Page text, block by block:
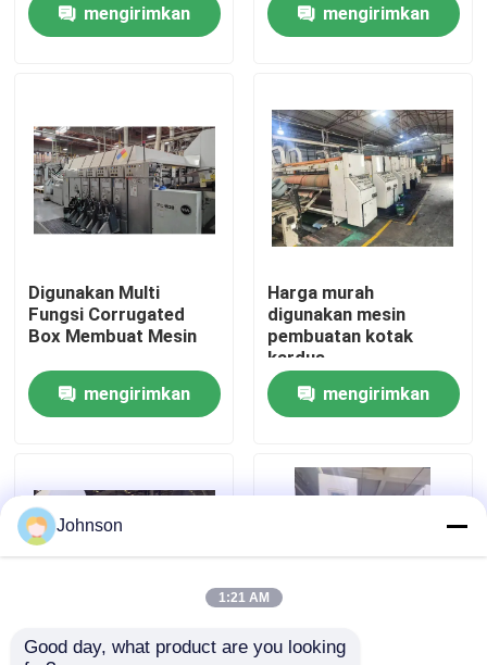
Rumah
Video
Tentang kami
Tur Pabrik
Kontrol kualitas
Berita
mesin cetak karton
mengirimkan
mengirimkan
Digunakan Multi
Fungsi Corrugated
Box Membuat Mesin
mengirimkan
Harga murah
digunakan mesin
pembuatan kotak
kardus
mengirimkan
Johnson
1:21 AM
Good day, what product are you looking